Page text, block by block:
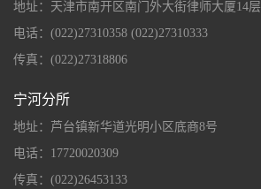
地址：天津市南开区南门外大街律师大厦14层
电话：(022)27310358 (022)27310333
传真：(022)27318806
宁河分所
地址：芦台镇新华道光明小区底商8号
电话：17720020309
传真：(022)26453133